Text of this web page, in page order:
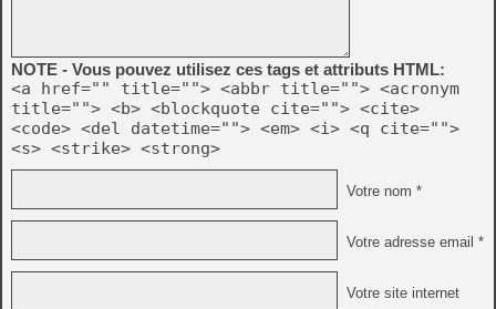
NOTE - Vous pouvez utilisez ces tags et attributs HTML:
<a href="" title=""> <abbr title=""> <acronym
title=""> <b> <blockquote cite=""> <cite>
<code> <del datetime=""> <em> <i> <q cite="">
<s> <strike> <strong>
Votre nom *
Votre adresse email *
Votre site internet